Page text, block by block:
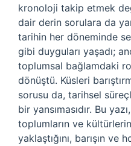
kronoloji takip etmek
dair derin sorulara da
tarihin her döneminde
gibi duyguları yaşadı;
toplumsal bağlamdaki
dönüştü. Küsleri
sorusu da, tarihsel
bir yansımasıdır. Bu
toplumların ve
yaklaştığını, barışın ve